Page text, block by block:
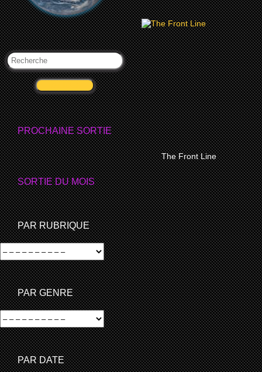
PROCHAINE SORTIE
SORTIE DU MOIS
PAR RUBRIQUE
PAR GENRE
PAR DATE
2006
THE FRONT LINE
PLUS D’INFO…
The Front Line